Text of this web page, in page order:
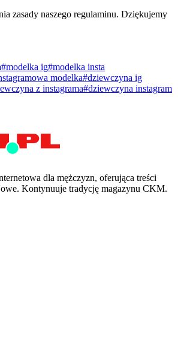
zasady naszego regulaminu. Dziękujemy
#modelka ig#modelka insta
modelka#dziewczyna ig
z instagrama#dziewczyna instagram
dla mężczyzn, oferująca treści
Kontynuuje tradycję magazynu CKM.